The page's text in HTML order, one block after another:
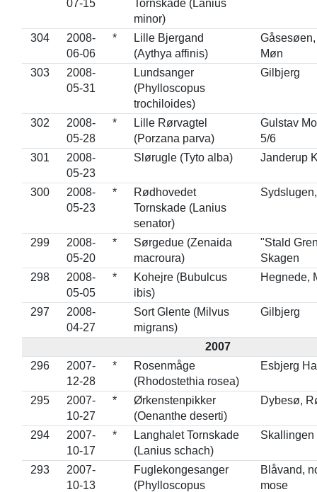
07-15
Tornskade (Lanius
minor)
304
2008-
06-06
*
Lille Bjergand
(Aythya affinis)
Møn
303
2008-
05-31
Lundsanger
(Phylloscopus
trochiloides)
Gilbjerg
302
2008-
05-28
*
Lille Rørvagtel
(Porzana parva)
Gulstav
5/6
301
2008-
05-23
Slørugle (Tyto alba) Janderup
300
2008-
05-23
*
Rødhovedet
Tornskade (Lanius
senator)
299
2008-
05-20
*
Sørgedue (Zenaida
macroura)
"Stald
Skagen
298
2008-
05-05
*
Kohejre (Bubulcus
ibis)
Hegnede,
297
2008-
04-27
Sort Glente (Milvus
migrans)
Gilbjerg
2007
296
2007-
12-28
*
Rosenmåge
(Rhodostethia rosea)
Esbjerg
295
2007-
10-27
*
Ørkenstenpikker
(Oenanthe deserti)
Dybesø,
294
2007-
10-17
*
Langhalet Tornskade
(Lanius schach)
Skallingen
293
2007-
10-13
Fuglekongesanger
(Phylloscopus
Blåvand,
mose